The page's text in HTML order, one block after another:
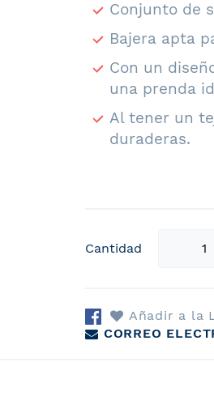
Conjunto de
Bajera apta
Con un
una prenda
Al tener un
duraderas.
Cantidad
Añadir a la
CORREO